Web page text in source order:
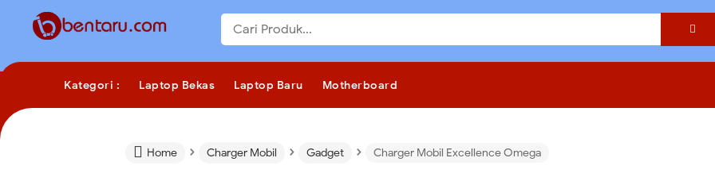

Kategori : Laptop Bekas Laptop Baru Motherboard
 Home › Charger Mobil › Gadget › Charger Mobil Excellence Omega